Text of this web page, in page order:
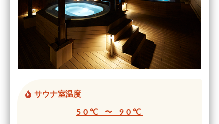
サウナ室温度
50℃ 〜 90℃